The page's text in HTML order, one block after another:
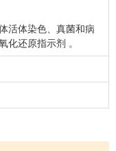
活体染色、真菌和病
化还原­指示剂 。